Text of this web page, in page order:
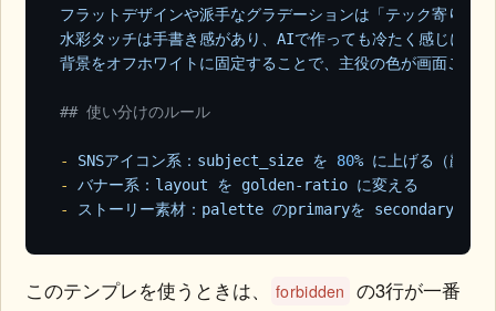
フラットデザインや派手なグラデーションは「テック寄り」
水彩タッチは手書き感があり、AIで作っても冷たく感じにく
背景をオフホワイトに固定することで、主役の色が画面ごと
## 使い分けのルール
- SNSアイコン系：subject_size を 80% に上げる（顔の
-
バナー系：layout を golden-ratio に変える
-
ストーリー素材：palette のprimaryを secondary
このテンプレを使うときは、 forbidden の3行が一番